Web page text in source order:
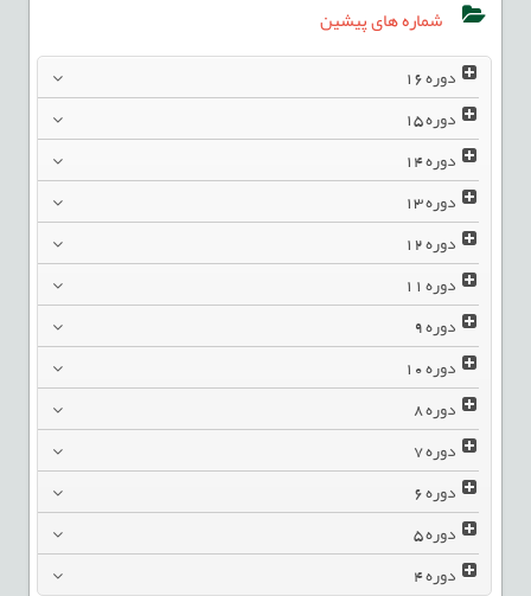
شماره های پیشین
دوره16
دوره15
دوره14
دوره13
دوره12
دوره11
دوره9
دوره10
دوره8
دوره7
دوره6
دوره5
دوره4